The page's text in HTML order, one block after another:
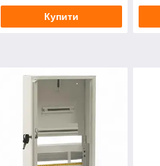
Купити